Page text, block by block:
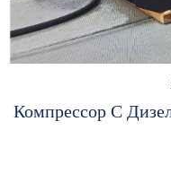
Компрессор С